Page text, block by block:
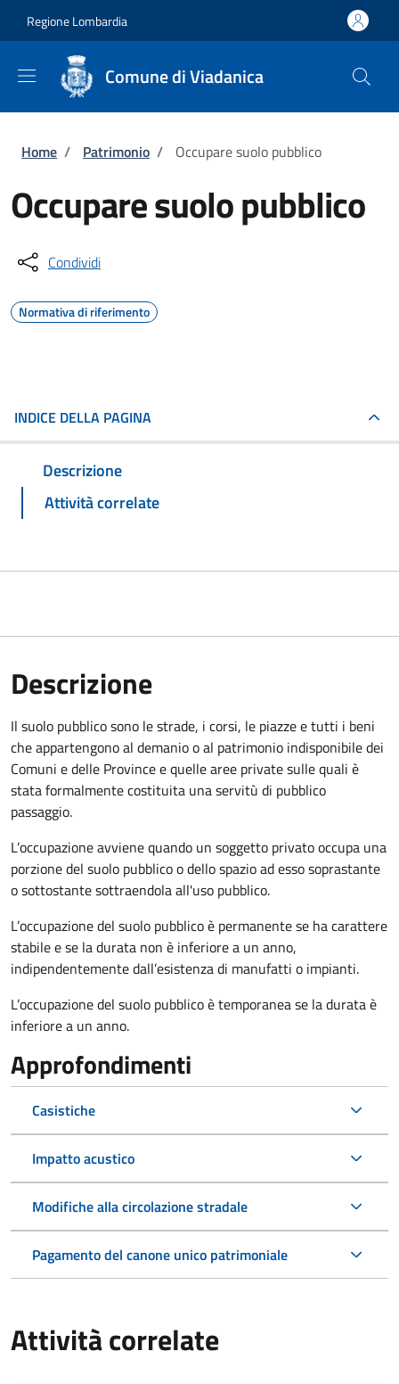
Regione Lombardia
Comune di Viadanica
Briciole di pane
Home / Patrimonio / Occupare suolo pubblico
Occupare suolo pubblico
Condividi
Normativa di riferimento
INDICE DELLA PAGINA
Descrizione
Attività correlate
Descrizione
Il suolo pubblico sono le strade, i corsi, le piazze e tutti i beni
che appartengono al demanio o al patrimonio indisponibile dei
Comuni e delle Province e quelle aree private sulle quali è
stata formalmente costituita una servitù di pubblico
passaggio.
L’occupazione avviene quando un soggetto privato occupa una
porzione del suolo pubblico o dello spazio ad esso soprastante
o sottostante sottraendola all'uso pubblico.
L’occupazione del suolo pubblico è permanente se ha carattere
stabile e se la durata non è inferiore a un anno,
indipendentemente dall’esistenza di manufatti o impianti.
L’occupazione del suolo pubblico è temporanea se la durata è
inferiore a un anno.
Approfondimenti
Casistiche
Impatto acustico
Modifiche alla circolazione stradale
Pagamento del canone unico patrimoniale
Attività correlate